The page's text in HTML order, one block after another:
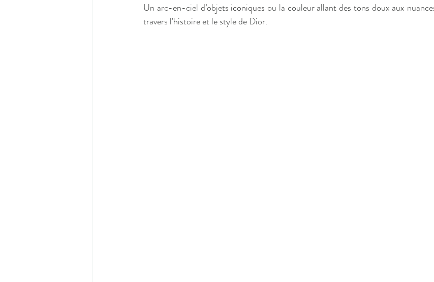
Un arc-en-ciel d’objets iconiques ou la couleur allant des tons doux aux
travers l'histoire et le style de Dior.